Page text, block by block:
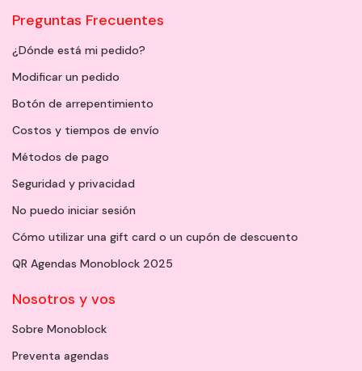
Preguntas Frecuentes
¿Dónde está mi pedido?
Modificar un pedido
Botón de arrepentimiento
Costos y tiempos de envío
Métodos de pago
Seguridad y privacidad
No puedo iniciar sesión
Cómo utilizar una gift card o un cupón de descuento
QR Agendas Monoblock 2025
Nosotros y vos
Sobre Monoblock
Preventa agendas